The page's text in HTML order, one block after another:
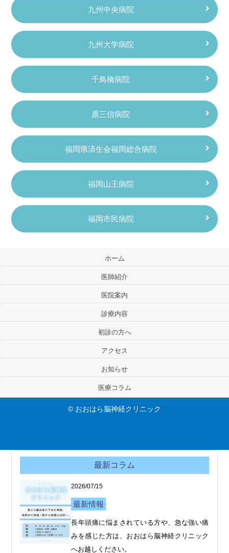
九州中央病院
九州大学病院
千鳥橋病院
原三信病院
福岡県済生会福岡総合病院
福岡山王病院
福岡市民病院
ホーム
医師紹介
医院案内
診療内容
初診の方へ
アクセス
お知らせ
医療コラム
© おおはら脳神経クリニック
最新コラム
2026/07/15
最新情報
長年頭痛に悩まされている方や、急な強い痛
みを感じた方は、おおはら脳神経クリニック
へお越しください。